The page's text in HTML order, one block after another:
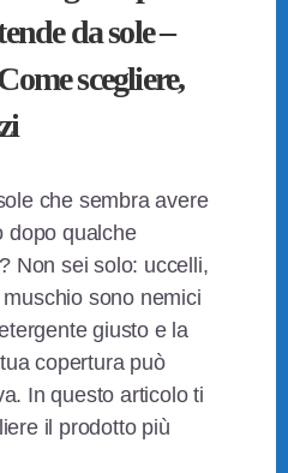
da sole –
scegliere,
che sembra avere
dopo qualche
Non sei solo: uccelli,
sono nemici
giusto e la
copertura può
In questo articolo ti
il prodotto più